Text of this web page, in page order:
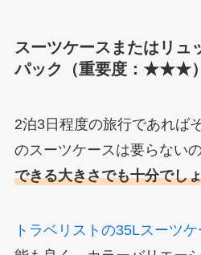
スーツケースまたはリュ
パック（重要度：★★★）
2泊3日程度の旅行であれば
のスーツケースは要らないの
できる大きさでも十分でし
トラベリストの35Lスーツケ